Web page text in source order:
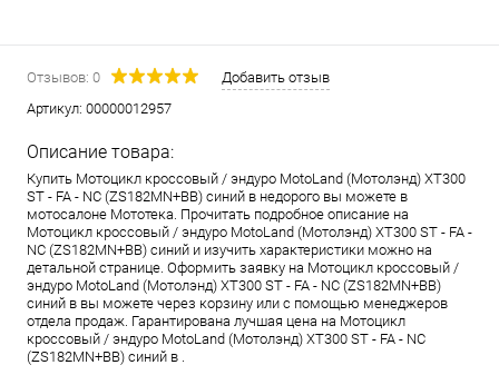
Отзывов: 0
Добавить отзыв
Артикул: 00000012957
Описание товара:
Купить Мотоцикл кроссовый / эндуро MotoLand (Мотолэнд) XT300
ST - FA - NC (ZS182MN+BB) синий в недорого вы можете в
мотосалоне Мототека. Прочитать подробное описание на
Мотоцикл кроссовый / эндуро MotoLand (Мотолэнд) XT300 ST - FA -
NC (ZS182MN+BB) синий и изучить характеристики можно на
детальной странице. Оформить заявку на Мотоцикл кроссовый /
эндуро MotoLand (Мотолэнд) XT300 ST - FA - NC (ZS182MN+BB)
синий в вы можете через корзину или с помощью менеджеров
отдела продаж. Гарантирована лучшая цена на Мотоцикл
кроссовый / эндуро MotoLand (Мотолэнд) XT300 ST - FA - NC
(ZS182MN+BB) синий в .